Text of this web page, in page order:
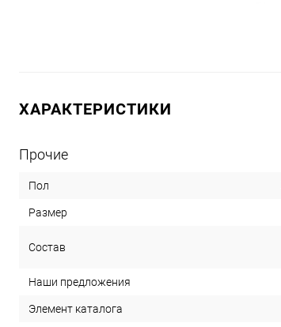
ХАРАКТЕРИСТИКИ
Прочие
Пол
Размер
Состав
Наши предложения
Элемент каталога